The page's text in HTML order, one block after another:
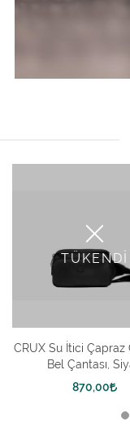
TÜKENDİ
CRUX Su İtici Çapraz
Bel Çantası,
870,00